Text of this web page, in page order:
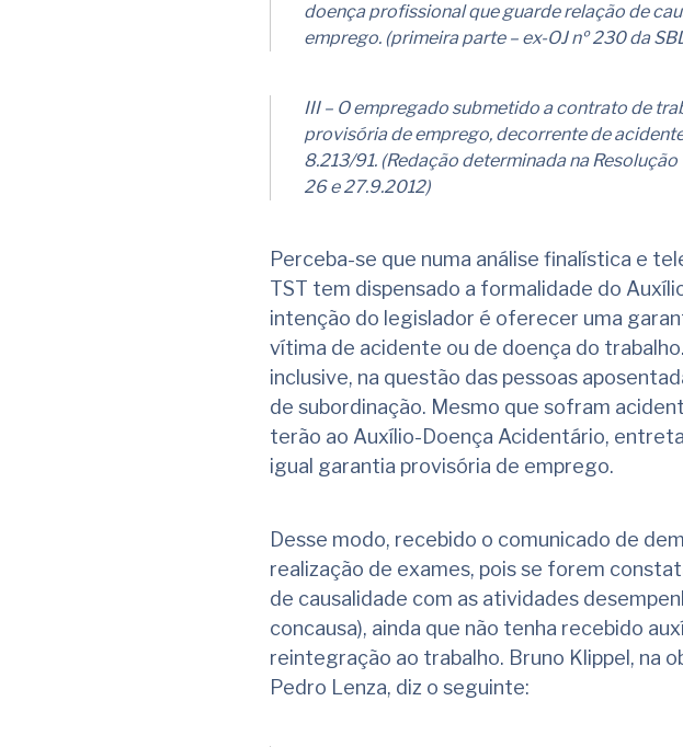
doença profissional que guarde relação de
emprego. (primeira parte – ex-OJ nº 230 da
III – O empregado submetido a contrato de
provisória de emprego, decorrente de
8.213/91. (Redação determinada na Resolução
26 e 27.9.2012)
Perceba-se que numa análise finalística e
TST tem dispensado a formalidade do
intenção do legislador é oferecer uma
vítima de acidente ou de doença do
inclusive, na questão das pessoas
de subordinação. Mesmo que sofram
terão ao Auxílio-Doença Acidentário,
igual garantia provisória de emprego.
Desse modo, recebido o comunicado de
realização de exames, pois se forem
de causalidade com as atividades
concausa), ainda que não tenha recebido
reintegração ao trabalho. Bruno Klippel, na
Pedro Lenza, diz o seguinte: